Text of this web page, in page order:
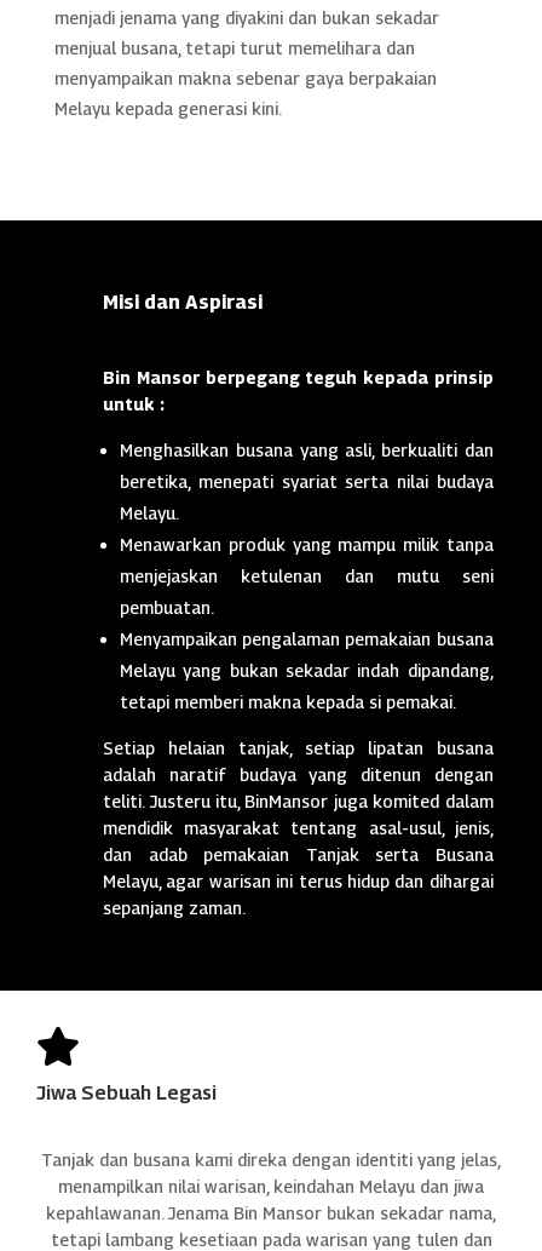
menjadi jenama yang diyakini dan bukan sekadar
menjual busana, tetapi turut memelihara dan
menyampaikan makna sebenar gaya berpakaian
Melayu kepada generasi kini.
Misi dan Aspirasi
Bin Mansor berpegang teguh kepada prinsip
untuk :
Menghasilkan busana yang asli, berkualiti dan
beretika, menepati syariat serta nilai budaya
Melayu.
Menawarkan produk yang mampu milik tanpa
menjejaskan ketulenan dan mutu seni
pembuatan.
Menyampaikan pengalaman pemakaian busana
Melayu yang bukan sekadar indah dipandang,
tetapi memberi makna kepada si pemakai.
Setiap helaian tanjak, setiap lipatan busana
adalah naratif budaya yang ditenun dengan
teliti. Justeru itu, BinMansor juga komited dalam
mendidik masyarakat tentang asal-usul, jenis,
dan adab pemakaian Tanjak serta Busana
Melayu, agar warisan ini terus hidup dan dihargai
sepanjang zaman.

Jiwa Sebuah Legasi
Tanjak dan busana kami direka dengan identiti yang jelas,
menampilkan nilai warisan, keindahan Melayu dan jiwa
kepahlawanan. Jenama Bin Mansor bukan sekadar nama,
tetapi lambang kesetiaan pada warisan yang tulen dan